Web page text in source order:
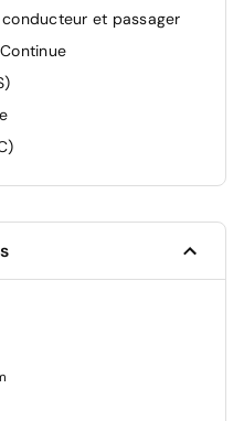
stabilité
et passager